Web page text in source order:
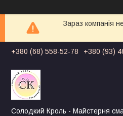
Зараз компанія
+380 (68) 558-52-78 +380 (93)
Солодкий Кроль - Майстерня